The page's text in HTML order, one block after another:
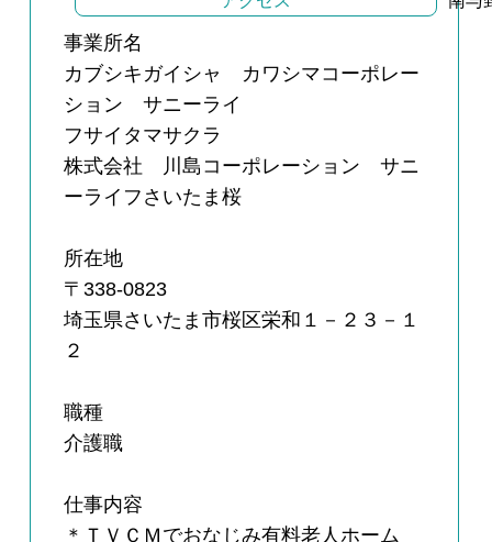
事業所名
カブシキガイシャ カワシマコーポレー
ション サニーライ
フサイタマサクラ
株式会社 川島コーポレーション サニ
ーライフさいたま桜
所在地
〒338-0823
埼玉県さいたま市桜区栄和１－２３－１
２
職種
介護職
仕事内容
＊ＴＶＣＭでおなじみ有料老人ホーム